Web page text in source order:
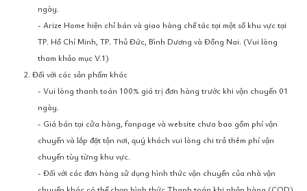
ngày.
- Arize Home hiện chỉ bán và giao hàng chế tác tại một số khu vực tại
TP. Hồ Chí Minh, TP. Thủ Đức, Bình Dương và Đồng Nai. (Vui lòng
tham khảo mục V.1)
2. Đối với các sản phẩm khác
- Vui lòng thanh toán 100% giá trị đơn hàng trước khi vận chuyển 01
ngày.
- Giá bán tại cửa hàng, fanpage và website chưa bao gồm phí vận
chuyển và lắp đặt tận nơi, quý khách vui lòng chi trả thêm phí vận
chuyển tùy từng khu vực.
- Đối với các đơn hàng sử dụng hình thức vận chuyển của nhà vận